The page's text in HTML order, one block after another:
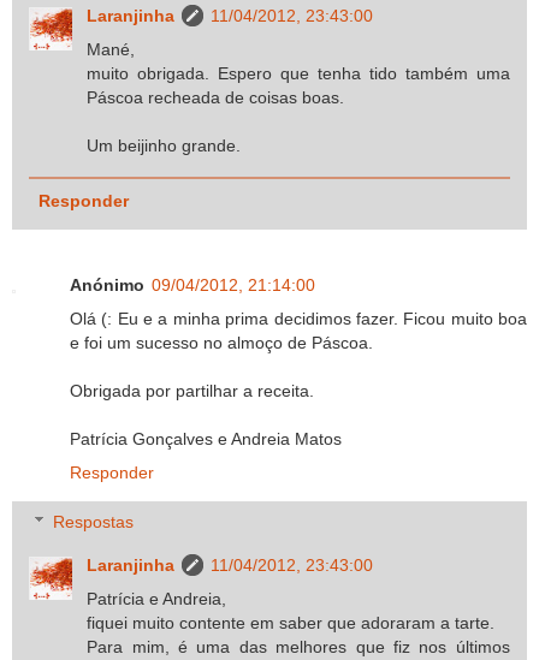
Laranjinha
11/04/2012, 23:43:00
Mané,
muito obrigada. Espero que tenha tido também uma
Páscoa recheada de coisas boas.
Um beijinho grande.
Responder
Anónimo 09/04/2012, 21:14:00
Olá (: Eu e a minha prima decidimos fazer. Ficou muito boa
e foi um sucesso no almoço de Páscoa.
Obrigada por partilhar a receita.
Patrícia Gonçalves e Andreia Matos
Responder
Respostas
Laranjinha
11/04/2012, 23:43:00
Patrícia e Andreia,
fiquei muito contente em saber que adoraram a tarte.
Para mim, é uma das melhores que fiz nos últimos